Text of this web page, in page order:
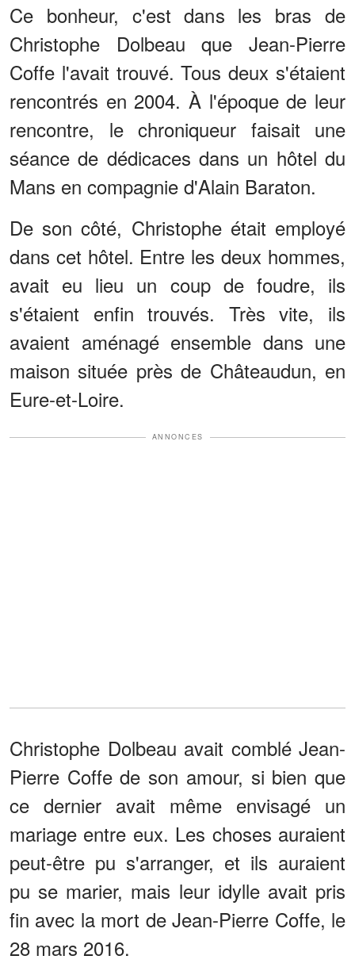
Ce bonheur, c'est dans les bras de
Christophe Dolbeau que Jean-Pierre
Coffe l'avait trouvé. Tous deux s'étaient
rencontrés en 2004. À l'époque de leur
rencontre, le chroniqueur faisait une
séance de dédicaces dans un hôtel du
Mans en compagnie d'Alain Baraton.
De son côté, Christophe était employé
dans cet hôtel. Entre les deux hommes,
avait eu lieu un coup de foudre, ils
s'étaient enfin trouvés. Très vite, ils
avaient aménagé ensemble dans une
maison située près de Châteaudun, en
Eure-et-Loire.
ANNONCES
Christophe Dolbeau avait comblé Jean-
Pierre Coffe de son amour, si bien que
ce dernier avait même envisagé un
mariage entre eux. Les choses auraient
peut-être pu s'arranger, et ils auraient
pu se marier, mais leur idylle avait pris
fin avec la mort de Jean-Pierre Coffe, le
28 mars 2016.